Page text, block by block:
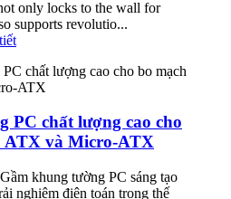
only locks to the wall for
supports revolutio...
PC chất lượng cao cho
ATX và Micro-ATX
khung tường PC sáng tạo
nghiệm điện toán trong thế